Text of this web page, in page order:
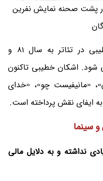
پشت صحنه نمایش نفرین
اولین تجربه کارگردانی اشکان خطیبی در تئاتر به سال 81 و
اشکان خطیبی تاکنون
«مانیفیست چو»، «خدای
ایفای نقش پرداخته است.
سینما
نداشته و به دلایل مالی